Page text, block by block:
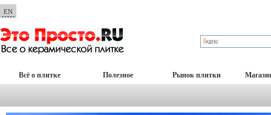
EN
Всё о плитке Полезное Рынок плитки